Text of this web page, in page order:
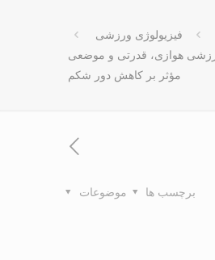
فیزیولوژی ورزشی
هوازی، قدرتی و موضعی
مؤثر بر کاهش دور شکم
موضوعات برچسب ها